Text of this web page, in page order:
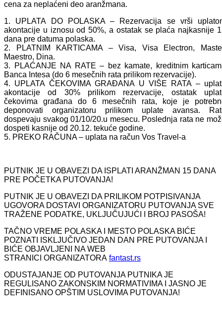
cena za neplaćeni deo aranžmana.
1. UPLATA DO POLASKA – Rezervacija se vrši
akontacije u iznosu od 50%, a ostatak se plaća najkasnije
dana pre datuma polaska.
2. PLATNIM KARTICAMA – Visa, Visa Electron,
Maestro, Dina.
3. PLAĆANJE NA RATE – bez kamate, kreditnim
Banca Intesa (do 6 mesečnih rata prilikom rezervacije).
4. UPLATA ČEKOVIMA GRAĐANA U VIŠE RATA –
akontacije od 30% prilikom rezervacije, ostatak
čekovima građana do 6 mesečnih rata, koje je
deponovati organizatoru prilikom uplate avansa.
dospevaju svakog 01/10/20.u mesecu. Poslednja rata ne
dospeti kasnije od 20.12. tekuće godine.
5. PREKO RAČUNA – uplata na račun Vos Travel-a
PUTNIK JE U OBAVEZI DA ISPLATI ARANŽMAN 15 DANA
PRE POČETKA PUTOVANJA!
PUTNIK JE U OBAVEZI DA PRILIKOM POTPISIVANJA
UGOVORA DOSTAVI ORGANIZATORU PUTOVANJA SVE
TRAŽENE PODATKE, UKLJUČUJUĆI I BROJ PASOŠA!
TAČNO VREME POLASKA I MESTO POLASKA BIĆE
POZNATI ISKLJUČIVO JEDAN DAN PRE PUTOVANJA I
BIĆE OBJAVLJENI NA WEB
STRANICI ORGANIZATORA fantast.rs
ODUSTAJANJE OD PUTOVANJA PUTNIKA JE
REGULISANO ZAKONSKIM NORMATIVIMA I JASNO JE
DEFINISANO OPŠTIM USLOVIMA PUTOVANJA!